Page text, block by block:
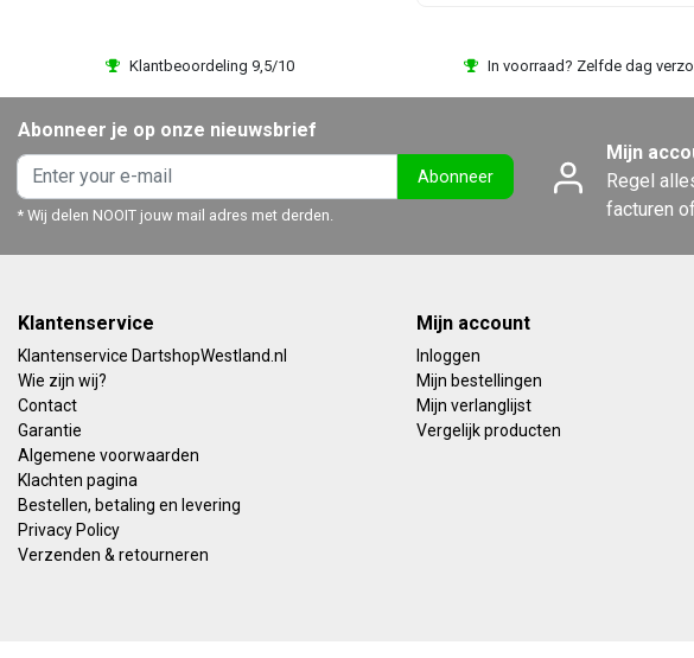
Klantbeoordeling 9,5/10 In voorraad? Zelfde dag
Abonneer je op onze nieuwsbrief
Abonneer
* Wij delen NOOIT jouw mail adres met derden.
Mijn
Regel
facturen
Klantenservice
Klantenservice DartshopWestland.nl
Wie zijn wij?
Contact
Garantie
Algemene voorwaarden
Klachten pagina
Bestellen, betaling en levering
Privacy Policy
Verzenden & retourneren
Mijn account
Inloggen
Mijn bestellingen
Mijn verlanglijst
Vergelijk producten